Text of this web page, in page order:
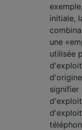
initiale,
une
utilisée
signifier